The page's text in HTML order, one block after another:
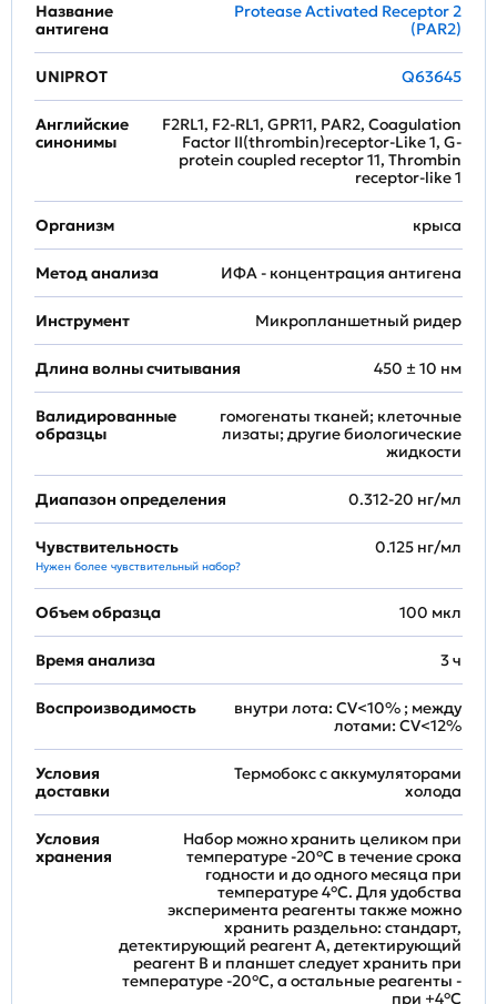
Название
антигена
Protease Activated Receptor 2
(PAR2)
UNIPROT Q63645
Английские
синонимы
F2RL1, F2-RL1, GPR11, PAR2, Coagulation
Factor II(thrombin)receptor-Like 1, G-
protein coupled receptor 11, Thrombin
receptor-like 1
Организм крыса
Метод анализа ИФА - концентрация антигена
Инструмент Микропланшетный ридер
Длина волны считывания 450 ± 10 нм
Валидированные
образцы
гомогенаты тканей; клеточные
лизаты; другие биологические
жидкости
Диапазон определения 0.312-20 нг/мл
Чувствительность
Нужен более чувствительный набор?
0.125 нг/мл
Объем образца 100 мкл
Время анализа 3 ч
Воспроизводимость
внутри лота: CV<10% ; между
лотами: CV<12%
Условия
доставки
Термобокс с аккумуляторами
холода
Условия
хранения
Набор можно хранить целиком при
температуре -20°C в течение срока
годности и до одного месяца при
температуре 4°C. Для удобства
эксперимента реагенты также можно
хранить раздельно: стандарт,
детектирующий реагент A, детектирующий
реагент B и планшет следует хранить при
температуре -20°C, а остальные реагенты -
при +4°С